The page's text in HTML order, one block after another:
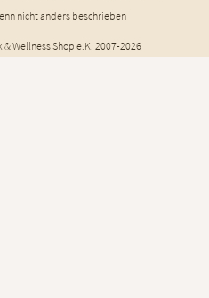
nicht anders beschrieben
Wellness Shop e.K. 2007-2026